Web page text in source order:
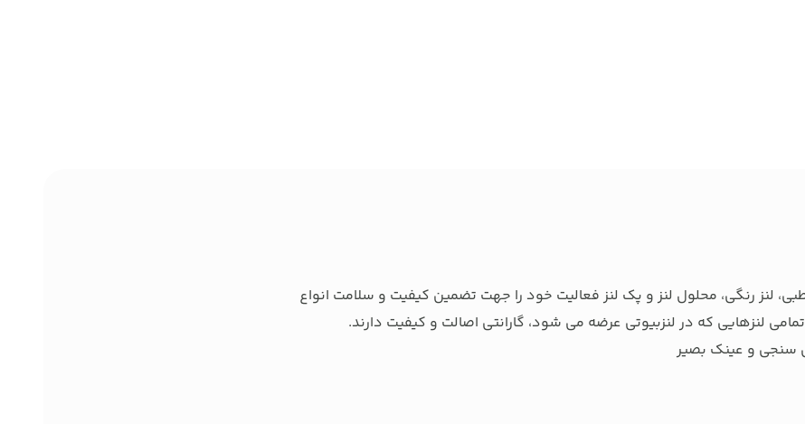
لنز رنگی، محلول لنز و پک لنز فعالیت خود را جهت تضمین کیفیت و سلامت انواع
لنزهایی که در لنزبیوتی عرضه می شود، گارانتی اصالت و کیفیت دارند.